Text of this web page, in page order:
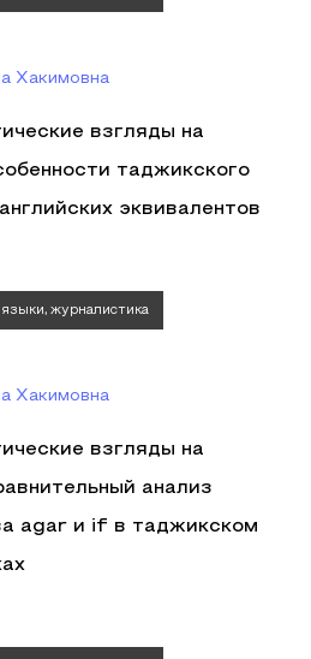
Хакимовна
взгляды на
таджикского
эквивалентов
журналистика
Хакимовна
взгляды на
анализ
agar и if в таджикском